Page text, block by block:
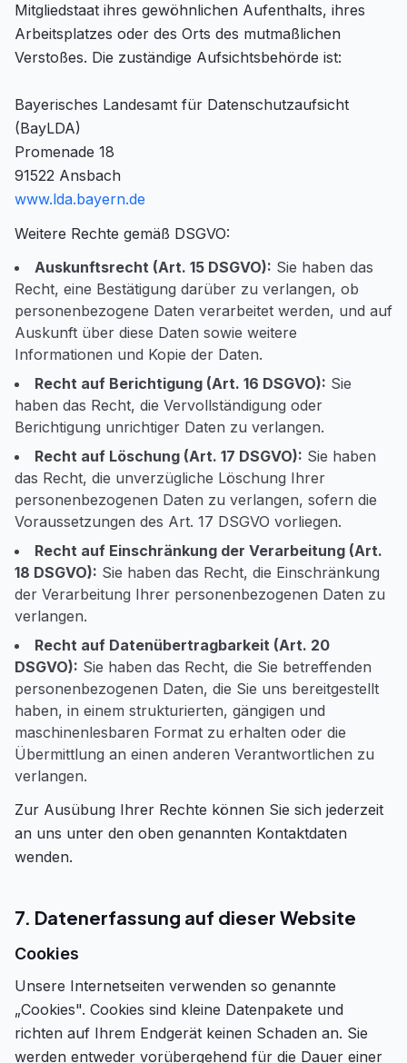
Mitgliedstaat ihres gewöhnlichen Aufenthalts, ihres
Arbeitsplatzes oder des Orts des mutmaßlichen
Verstoßes. Die zuständige Aufsichtsbehörde ist:
Bayerisches Landesamt für Datenschutzaufsicht
(BayLDA)
Promenade 18
91522 Ansbach
www.lda.bayern.de
Weitere Rechte gemäß DSGVO:
Auskunftsrecht (Art. 15 DSGVO): Sie haben das
Recht, eine Bestätigung darüber zu verlangen, ob
personenbezogene Daten verarbeitet werden, und auf
Auskunft über diese Daten sowie weitere
Informationen und Kopie der Daten.
Recht auf Berichtigung (Art. 16 DSGVO): Sie
haben das Recht, die Vervollständigung oder
Berichtigung unrichtiger Daten zu verlangen.
Recht auf Löschung (Art. 17 DSGVO): Sie haben
das Recht, die unverzügliche Löschung Ihrer
personenbezogenen Daten zu verlangen, sofern die
Voraussetzungen des Art. 17 DSGVO vorliegen.
Recht auf Einschränkung der Verarbeitung (Art.
18 DSGVO): Sie haben das Recht, die Einschränkung
der Verarbeitung Ihrer personenbezogenen Daten zu
verlangen.
Recht auf Datenübertragbarkeit (Art. 20
DSGVO): Sie haben das Recht, die Sie betreffenden
personenbezogenen Daten, die Sie uns bereitgestellt
haben, in einem strukturierten, gängigen und
maschinenlesbaren Format zu erhalten oder die
Übermittlung an einen anderen Verantwortlichen zu
verlangen.
Zur Ausübung Ihrer Rechte können Sie sich jederzeit
an uns unter den oben genannten Kontaktdaten
wenden.
7. Datenerfassung auf dieser Website
Cookies
Unsere Internetseiten verwenden so genannte
„Cookies". Cookies sind kleine Datenpakete und
richten auf Ihrem Endgerät keinen Schaden an. Sie
werden entweder vorübergehend für die Dauer einer